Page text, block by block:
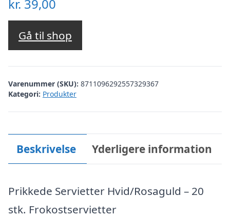
kr. 39,00
Gå til shop
Varenummer (SKU): 8711096292557329367
Kategori: Produkter
Beskrivelse Yderligere information
Prikkede Servietter Hvid/Rosaguld – 20
stk. Frokostservietter